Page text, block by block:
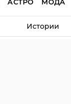
АСТРО МОДА
Истории